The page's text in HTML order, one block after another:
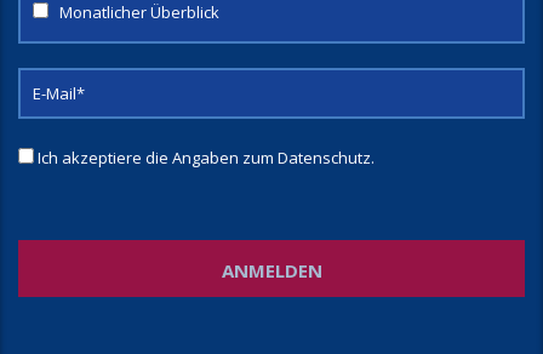
Monatlicher Überblick
Ich akzeptiere die Angaben zum Datenschutz.